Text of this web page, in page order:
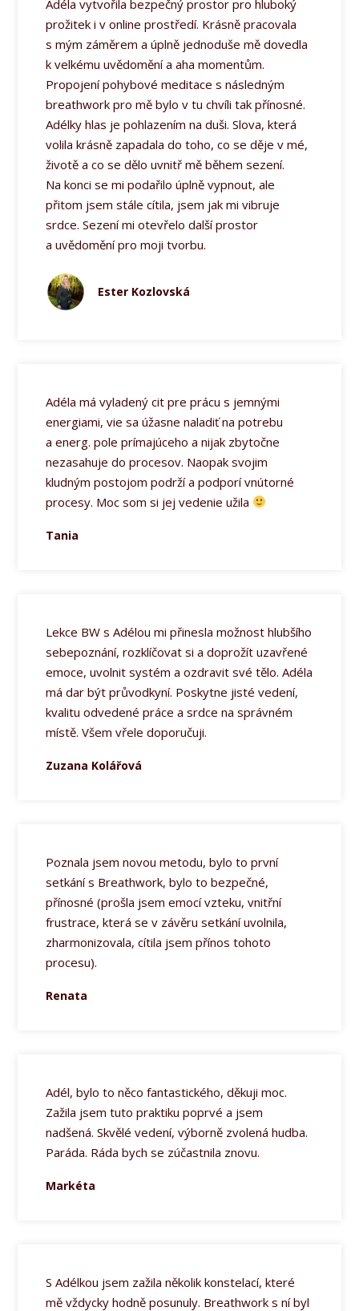
Adéla vytvořila bezpečný prostor pro hluboký
prožitek i v online prostředí. Krásně pracovala
s mým záměrem a úplně jednoduše mě dovedla
k velkému uvědomění a aha momentům.
Propojení pohybové meditace s následným
breathwork pro mě bylo v tu chvíli tak přínosné.
Adélky hlas je pohlazením na duši. Slova, která
volila krásně zapadala do toho, co se děje v mé,
životě a co se dělo uvnitř mě během sezení.
Na konci se mi podařilo úplně vypnout, ale
přitom jsem stále cítila, jsem jak mi vibruje
srdce. Sezení mi otevřelo další prostor
a uvědomění pro moji tvorbu.
Ester Kozlovská
Adéla má vyladený cit pre prácu s jemnými
energiami, vie sa úžasne naladiť na potrebu
a energ. pole prímajúceho a nijak zbytočne
nezasahuje do procesov. Naopak svojim
kludným postojom podrží a podporí vnútorné
procesy. Moc som si jej vedenie užila
Tania
Lekce BW s Adélou mi přinesla možnost hlubšího
sebepoznání, rozklíčovat si a doprožít uzavřené
emoce, uvolnit systém a ozdravit své tělo. Adéla
má dar být průvodkyní. Poskytne jisté vedení,
kvalitu odvedené práce a srdce na správném
místě. Všem vřele doporučuji.
Zuzana Kolářová
Poznala jsem novou metodu, bylo to první
setkání s Breathwork, bylo to bezpečné,
přínosné (prošla jsem emocí vzteku, vnitřní
frustrace, která se v závěru setkání uvolnila,
zharmonizovala, cítila jsem přínos tohoto
procesu).
Renata
Adél, bylo to něco fantastického, děkuji moc.
Zažila jsem tuto praktiku poprvé a jsem
nadšená. Skvělé vedení, výborně zvolená hudba.
Paráda. Ráda bych se zúčastnila znovu.
Markéta
S Adélkou jsem zažila několik konstelací, které
mě vždycky hodně posunuly. Breathwork s ní byl